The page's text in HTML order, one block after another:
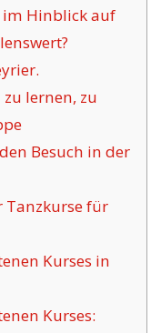
Hinblick auf
lernen, zu
Besuch in der
Tanzkurse für
Kurses in
Kurses: